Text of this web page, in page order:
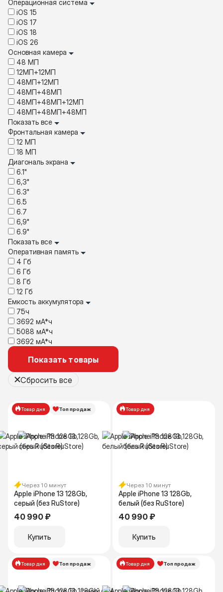
Операционная система
iOS 15
iOS 17
iOS 18
iOS 26
Основная камера
48 МП
12МП+12МП
48МП+12МП
48МП+48МП
48МП+48МП+12МП
48МП+48МП+48МП
Показать все
Фронтальная камера
12 МП
18 MП
Диагональ экрана
6.1"
6,3"
6.3"
6.5
6.7
6,9"
6.9"
Показать все
Оперативная память
4 Гб
6 Гб
8 Гб
12 Гб
Емкость аккумулятора
75ч
3692 мА*ч
5088 мА*ч
3692 мА*ч
Показать товары
Сбросить все
Товар дня Топ продаж
Через 10 минут
Apple iPhone 13 128Gb,
серый (без RuStore)
40 990 ₽
Купить
Товар дня
Через 10 минут
Apple iPhone 13 128Gb,
белый (без RuStore)
40 990 ₽
Купить
Товар дня Топ продаж Товар дня Топ продаж